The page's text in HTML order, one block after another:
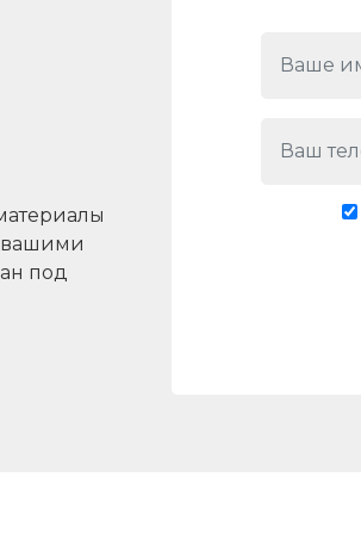
вашими
под